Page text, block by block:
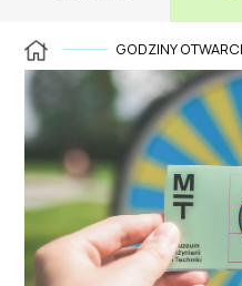
GODZINY